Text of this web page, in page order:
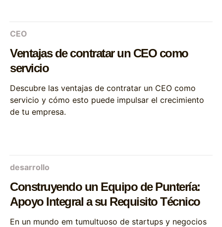
CEO
Ventajas de contratar un CEO como
servicio
Descubre las ventajas de contratar un CEO como
servicio y cómo esto puede impulsar el crecimiento
de tu empresa.
desarrollo
Construyendo un Equipo de Puntería:
Apoyo Integral a su Requisito Técnico
En un mundo em tumultuoso de startups y negocios